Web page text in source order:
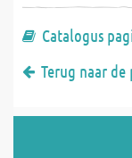
Catalogus
Terug naar